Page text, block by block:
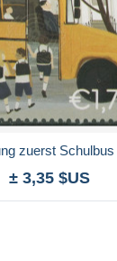
zuerst
± 3,35 $US